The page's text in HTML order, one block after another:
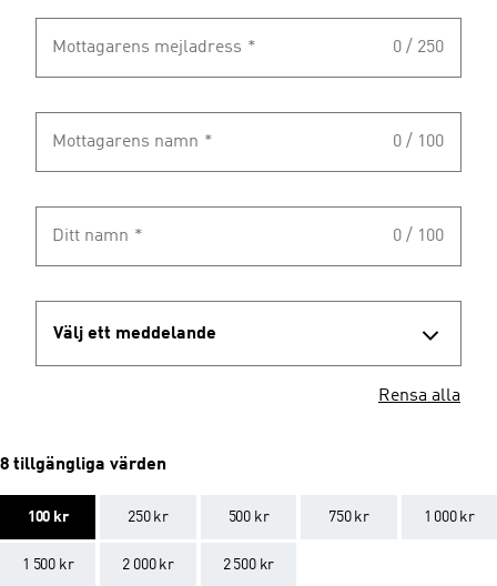
Mottagarens mejladress * 0 / 250
Mottagarens namn * 0 / 100
Ditt namn * 0 / 100
Välj ett meddelande
Rensa alla
8 tillgängliga värden
100 kr 250 kr 500 kr 750 kr 1 000 kr
1 500 kr 2 000 kr 2 500 kr